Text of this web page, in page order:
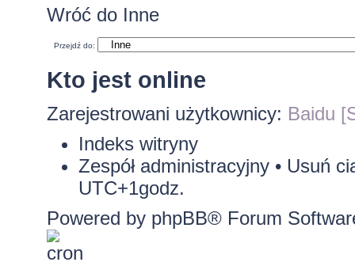
Wróć do Inne
Przejdź do:
Kto jest online
Zarejestrowani użytkownicy: Baidu
Indeks witryny
Zespół administracyjny• Usuń
UTC+1godz.
Powered by phpBB® Forum